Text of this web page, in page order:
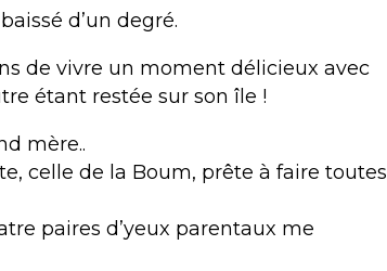
d’un degré.
de vivre un moment délicieux avec
étant restée sur son île !
mère..
celle de la Boum, prête à faire toutes
paires d’yeux parentaux me